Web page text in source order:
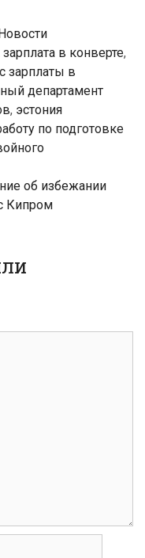
Новости
зарплата в конверте,
зарплаты в
департамент
, эстония
по подготовке
об избежании
Кипром